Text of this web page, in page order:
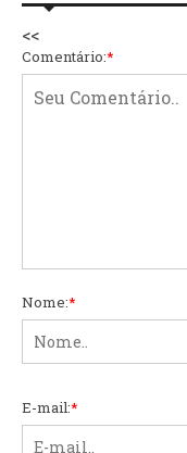
<<
Comentário:*
Nome:*
E-mail:*